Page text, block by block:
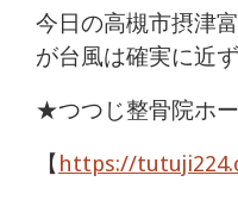
つ
つ
じ
今日の高槻市摂津
が台風は確実に近
★つつじ整骨院ホ
【 https://